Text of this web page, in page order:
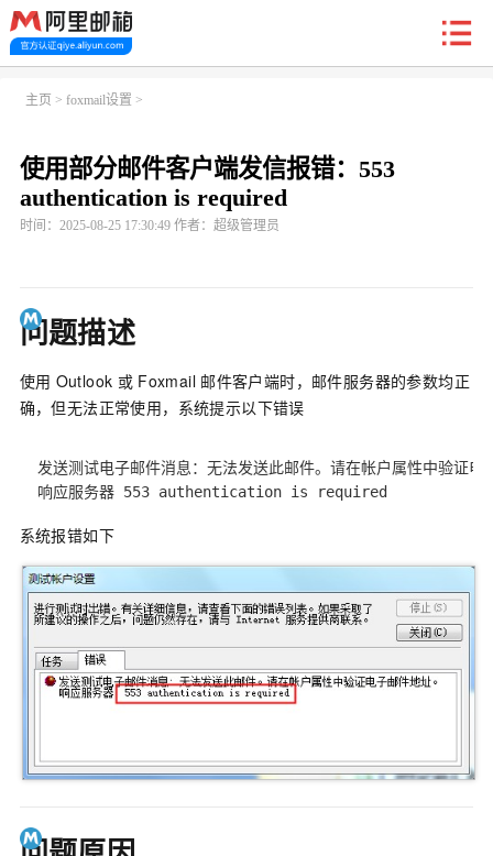
首页 阿里企业邮箱 信创邮 收费标准
主页 > foxmail设置 >
使用部分邮件客户端发信报错：553
authentication is required
时间：2025-08-25 17:30:49 作者：超级管理员
问题描述
使用 Outlook 或 Foxmail 邮件客户端时，邮件服务器的参数均正
确，但无法正常使用，系统提示以下错误
发送测试电子邮件消息：无法发送此邮件。请在帐户属性中验证电
响应服务器 553 authentication is required
系统报错如下